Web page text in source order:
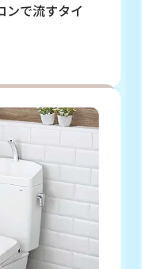
ンで流すタイ